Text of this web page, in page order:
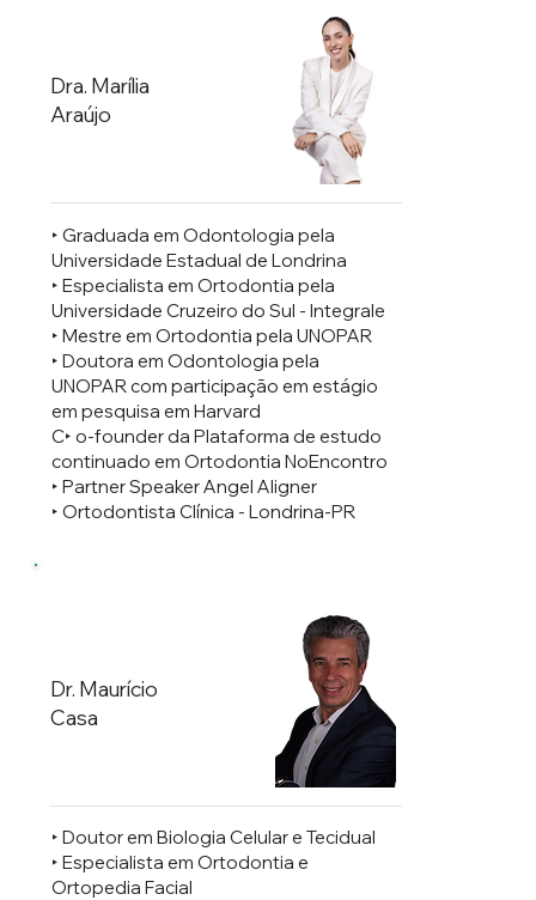
Dra. Marília
Araújo
‣ Graduada em Odontologia pela
Universidade Estadual de Londrina
‣ Especialista em Ortodontia pela
Universidade Cruzeiro do Sul - Integrale
‣ Mestre em Ortodontia pela UNOPAR
‣ Doutora em Odontologia pela
UNOPAR com participação em estágio
em pesquisa em Harvard
C‣ o-founder da Plataforma de estudo
continuado em Ortodontia NoEncontro
‣ Partner Speaker Angel Aligner
‣ Ortodontista Clínica - Londrina-PR
Dr. Maurício
Casa
‣ Doutor em Biologia Celular e Tecidual
‣ Especialista em Ortodontia e
Ortopedia Facial